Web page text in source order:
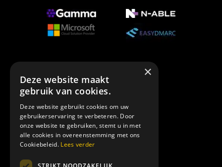
Erkenning
×
Deze website maakt
gebruik van cookies.
Deze website gebruikt cookies om uw
gebruikerservaring te verbeteren. Door
onze website te gebruiken, stemt u in met
alle cookies in overeenstemming met ons
Cookiebeleid. Lees verder